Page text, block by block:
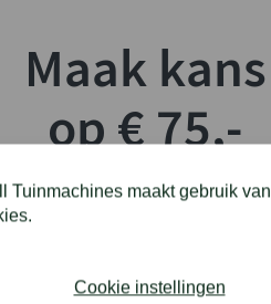
via diverse kanalen
Tuinmachines maakt gebruik van
Cookie instellingen
Maak kans
op € 75,-
shoptegoed!